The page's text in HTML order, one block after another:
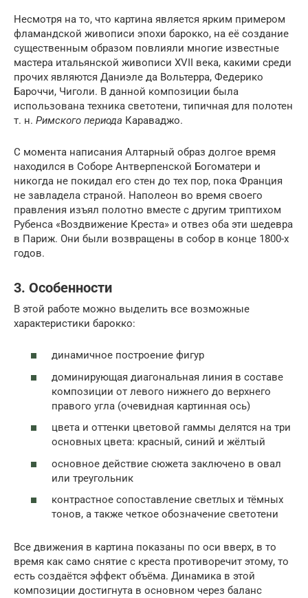
Несмотря на то, что картина является ярким примером
фламандской живописи эпохи барокко, на её создание
существенным образом повлияли многие известные
мастера итальянской живописи XVII века, какими среди
прочих являются Даниэле да Вольтерра, Федерико
Бароччи, Чиголи. В данной композиции была
использована техника светотени, типичная для полотен
т. н. Римского периода Караваджо.
С момента написания Алтарный образ долгое время
находился в Соборе Антверпенской Богоматери и
никогда не покидал его стен до тех пор, пока Франция
не завладела страной. Наполеон во время своего
правления изъял полотно вместе с другим триптихом
Рубенса «Воздвижение Креста» и отвез оба эти шедевра
в Париж. Они были возвращены в собор в конце 1800-х
годов.
3. Особенности
В этой работе можно выделить все возможные
характеристики барокко:
динамичное построение фигур
доминирующая диагональная линия в составе
композиции от левого нижнего до верхнего
правого угла (очевидная картинная ось)
цвета и оттенки цветовой гаммы делятся на три
основных цвета: красный, синий и жёлтый
основное действие сюжета заключено в овал
или треугольник
контрастное сопоставление светлых и тёмных
тонов, а также четкое обозначение светотени
Все движения в картина показаны по оси вверх, в то
время как само снятие с креста противоречит этому, то
есть создаётся эффект объёма. Динамика в этой
композиции достигнута в основном через баланс